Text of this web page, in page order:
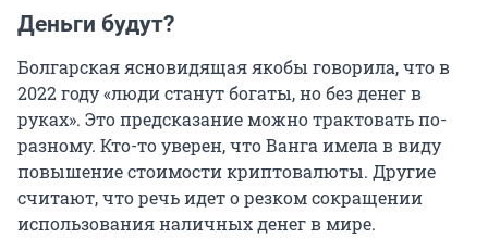
Деньги будут?
Болгарская ясновидящая якобы говорила, что в
2022 году «люди станут богаты, но без денег в
руках». Это предсказание можно трактовать по-
разному. Кто-то уверен, что Ванга имела в виду
повышение стоимости криптовалюты. Другие
считают, что речь идет о резком сокращении
использования наличных денег в мире.